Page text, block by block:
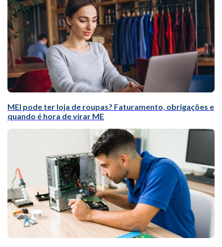
MEI pode ter loja de roupas? Faturamento, obrigações e
quando é hora de virar ME